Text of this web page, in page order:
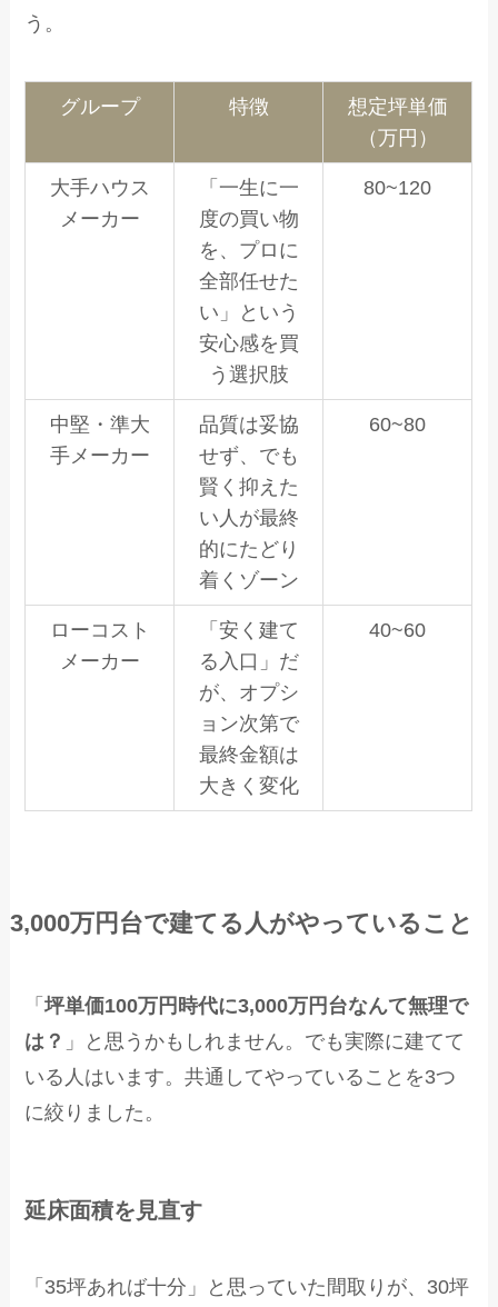
う。
グループ 特徴
想定坪単価
（万円）
大手ハウス
メーカー
「一生に一
度の買い物
を、プロに
全部任せた
い」という
安心感を買
う選択肢
80~120
中堅・準大
手メーカー
品質は妥協
せず、でも
賢く抑えた
い人が最終
的にたどり
着くゾーン
60~80
ローコスト
メーカー
「安く建て
る入口」だ
が、オプシ
ョン次第で
最終金額は
大きく変化
40~60
3,000万円台で建てる人がやっていること
「坪単価100万円時代に3,000万円台なんて無理で
は？ 」と思うかもしれません。でも実際に建てて
いる人はいます。共通してやっていることを3つ
に絞りました。
延床面積を見直す
「35坪あれば十分」と思っていた間取りが、30坪